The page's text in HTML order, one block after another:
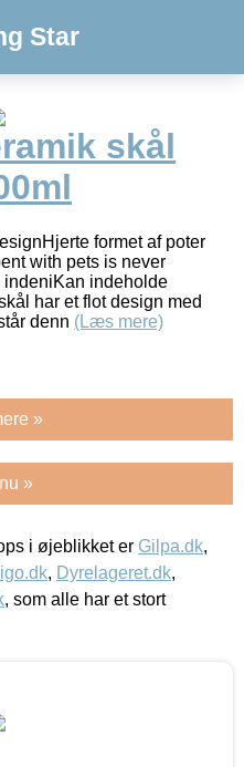
Star
skål
formet af poter
with pets is never
indeholde
har et flot design med
denn (Læs mere)
»
»
i øjeblikket er Gilpa.dk,
, Dyrelageret.dk,
, som alle har et stort